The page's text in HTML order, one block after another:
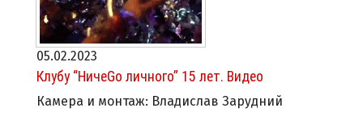
05.02.2023
Клубу “НичеGo личного” 15 лет. Видео
Камера и монтаж: Владислав Зарудний